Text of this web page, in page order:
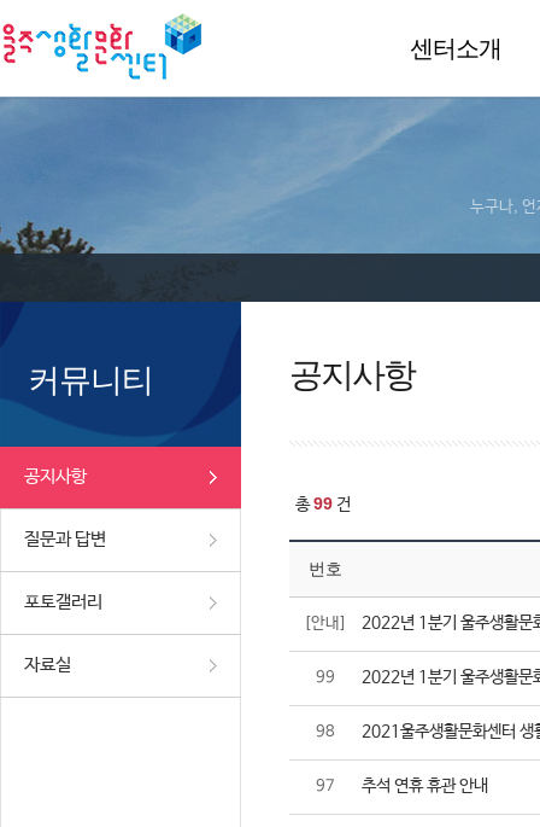
센터소개
누구나, 언
커뮤니티
공지사항
질문과 답변
포토갤러리
자료실
공지사항
총99 건
번호
[안내] 2022년 1분기 울주생활문
99 2022년 1분기 울주생활문
98 2021울주생활문화센터 생
97 추석 연휴 휴관 안내